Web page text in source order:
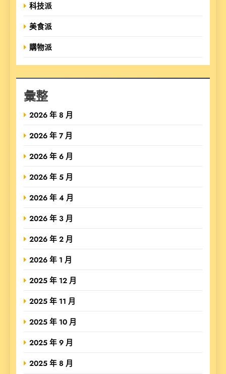
科技派
美食派
購物派
彙整
2026 年 8 月
2026 年 7 月
2026 年 6 月
2026 年 5 月
2026 年 4 月
2026 年 3 月
2026 年 2 月
2026 年 1 月
2025 年 12 月
2025 年 11 月
2025 年 10 月
2025 年 9 月
2025 年 8 月